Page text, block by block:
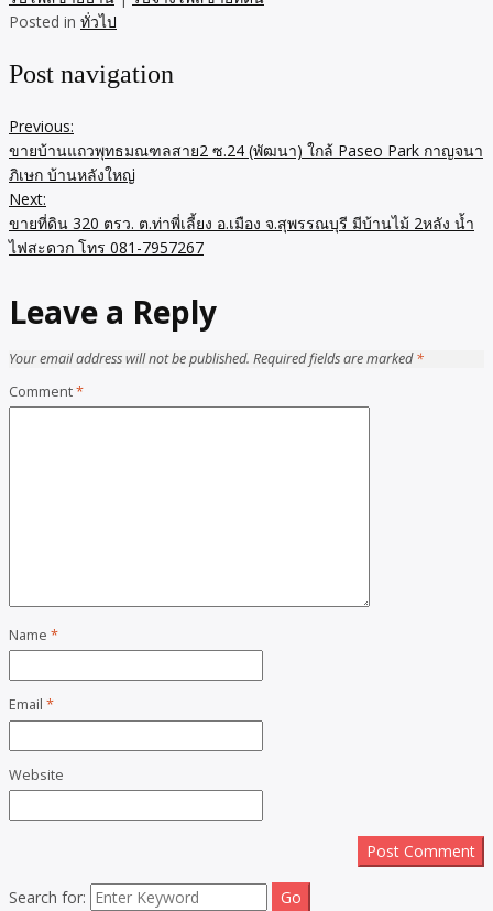
Posted in ทั่วไป
Post navigation
Previous:
ขายบ้านแถวพุทธมณฑลสาย2 ซ.24 (พัฒนา) ใกล้ Paseo Park กาญจนา
ภิเษก บ้านหลังใหญ่
Next:
ขายที่ดิน 320 ตรว. ต.ท่าพี่เลี้ยง อ.เมือง จ.สุพรรณบุรี มีบ้านไม้ 2หลัง น้ำ
ไฟสะดวก โทร 081-7957267
Leave a Reply
Your email address will not be published. Required fields are marked*
Comment*
Name *
Email *
Website
Search for: